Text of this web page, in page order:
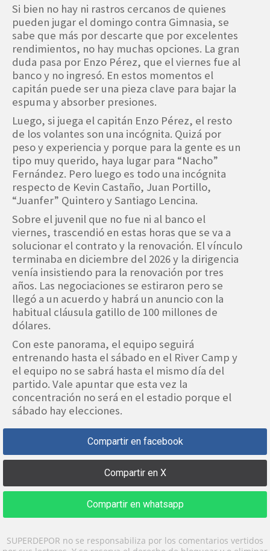
Si bien no hay ni rastros cercanos de quienes
pueden jugar el domingo contra Gimnasia, se
sabe que más por descarte que por excelentes
rendimientos, no hay muchas opciones. La gran
duda pasa por Enzo Pérez, que el viernes fue al
banco y no ingresó. En estos momentos el
capitán puede ser una pieza clave para bajar la
espuma y absorber presiones.
Luego, si juega el capitán Enzo Pérez, el resto
de los volantes son una incógnita. Quizá por
peso y experiencia y porque para la gente es un
tipo muy querido, haya lugar para “Nacho”
Fernández. Pero luego es todo una incógnita
respecto de Kevin Castaño, Juan Portillo,
“Juanfer” Quintero y Santiago Lencina.
Sobre el juvenil que no fue ni al banco el
viernes, trascendió en estas horas que se va a
solucionar el contrato y la renovación. El vínculo
terminaba en diciembre del 2026 y la dirigencia
venía insistiendo para la renovación por tres
años. Las negociaciones se estiraron pero se
llegó a un acuerdo y habrá un anuncio con la
habitual cláusula gatillo de 100 millones de
dólares.
Con este panorama, el equipo seguirá
entrenando hasta el sábado en el River Camp y
el equipo no se sabrá hasta el mismo día del
partido. Vale apuntar que esta vez la
concentración no será en el estadio porque el
sábado hay elecciones.
Compartir en facebook
Compartir en X
Compartir en whatsapp
SUPERDEPOR no se responsabiliza por los comentarios vertidos